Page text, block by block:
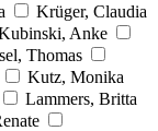
Krüger, Claudia
Anke
Thomas
Kutz, Monika
Lammers, Britta